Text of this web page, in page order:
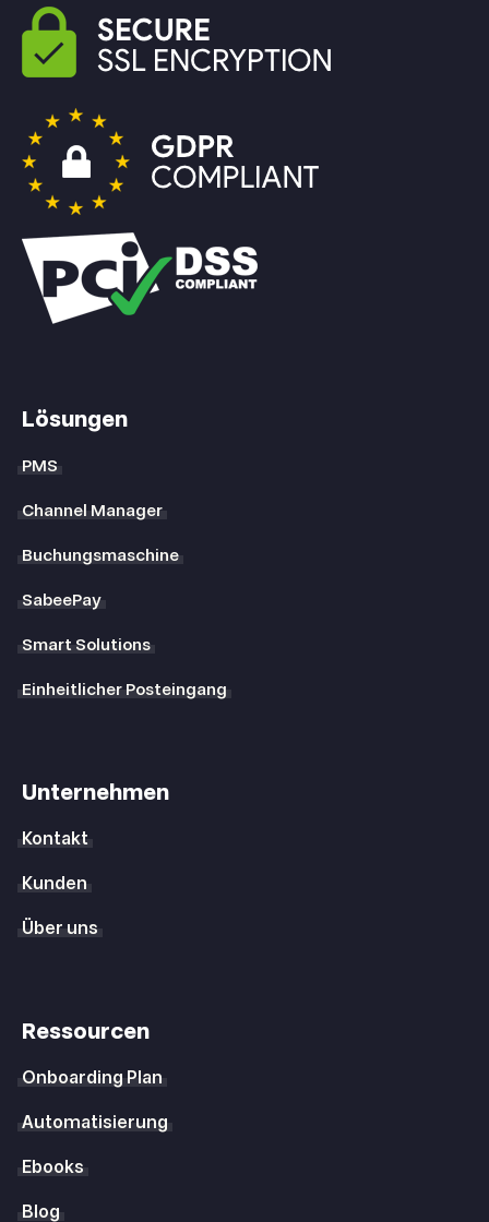
Lösungen
PMS
Channel Manager
Buchungsmaschine
SabeePay
Smart Solutions
Einheitlicher Posteingang
Unternehmen
Kontakt
Kunden
Über uns
Ressourcen
Onboarding Plan
Automatisierung
Ebooks
Blog